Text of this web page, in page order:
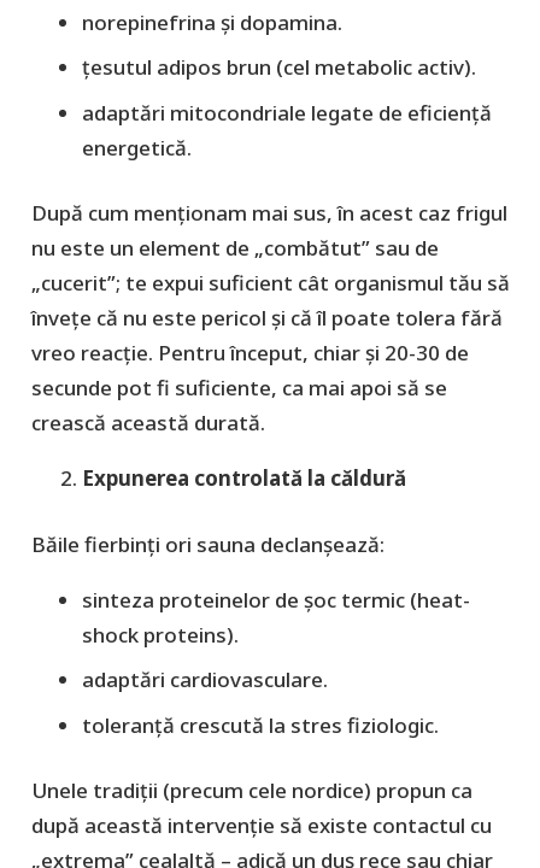
norepinefrina și dopamina.
țesutul adipos brun (cel metabolic activ).
adaptări mitocondriale legate de eficiență
energetică.
După cum menţionam mai sus, în acest caz frigul
nu este un element de „combătut” sau de
„cucerit”; te expui suficient cât organismul tău să
învețe că nu este pericol şi că îl poate tolera fără
vreo reacţie. Pentru început, chiar și 20-30 de
secunde pot fi suficiente, ca mai apoi să se
crească această durată.
Expunerea controlată la căldură
Băile fierbinți ori sauna declanșează:
sinteza proteinelor de șoc termic (heat-
shock proteins).
adaptări cardiovasculare.
toleranță crescută la stres fiziologic.
Unele tradiţii (precum cele nordice) propun ca
după această intervenţie să existe contactul cu
„extrema” cealaltă – adică un duş rece sau chiar